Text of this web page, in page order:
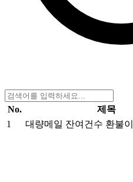
No.
제목
1
대량메일 잔여건수 환불